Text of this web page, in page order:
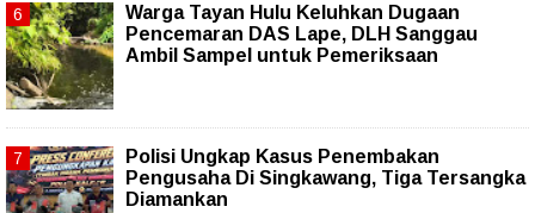
Warga Tayan Hulu Keluhkan Dugaan
Pencemaran DAS Lape, DLH Sanggau
Ambil Sampel untuk Pemeriksaan
Polisi Ungkap Kasus Penembakan
Pengusaha Di Singkawang, Tiga Tersangka
Diamankan